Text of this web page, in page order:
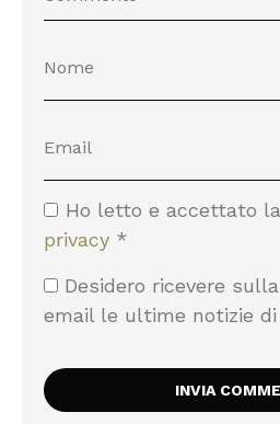
Ho letto e accettato la
privacy *
Desidero ricevere
email le ultime notizie di